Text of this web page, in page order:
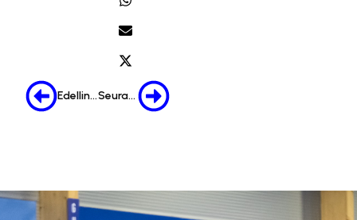
Edellinen Seuraava